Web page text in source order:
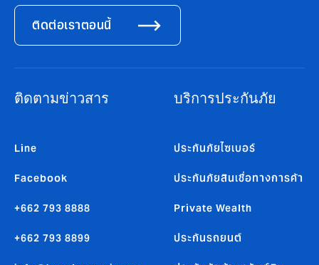
ติดต่อเราตอนนี้
ติดตามข่าวสาร
Line
Facebook
+662 793 8888
+662 793 8899
บริการประกันภัย
ประกันภัยไซเบอร์
ประกันภัยสินเชื่อทางการค้า
Private Wealth
ประกันรถยนต์